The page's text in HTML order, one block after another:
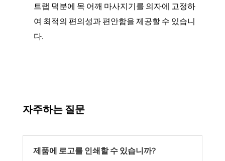
트랩 덕분에 목 어깨 마사지기를 의자에 고정하
여 최적의 편의성과 편안함을 제공할 수 있습니
다.
자주하는 질문
제품에 로고를 인쇄할 수 있습니까?